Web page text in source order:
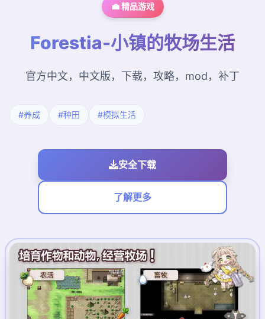
💼 精品游戏
Forestia-小镇的牧场生活
官方中文，中文版，下载，攻略，mod，补丁
#养成 #种田 #模拟生活
安全下载
了解更多